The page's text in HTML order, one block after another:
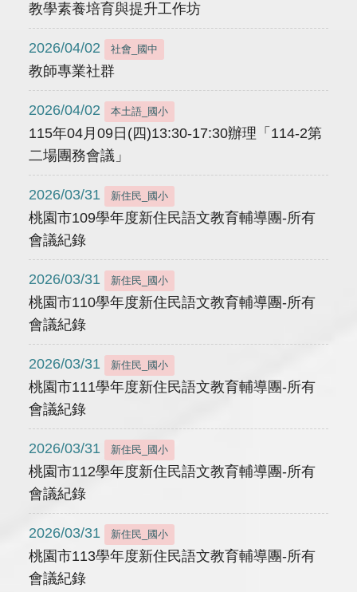
教學素養培育與提升工作坊
2026/04/02 社會_國中
教師專業社群
2026/04/02 本土語_國小
115年04月09日(四)13:30-17:30辦理「114-2第
二場團務會議」
2026/03/31 新住民_國小
桃園市109學年度新住民語文教育輔導團-所有
會議紀錄
2026/03/31 新住民_國小
桃園市110學年度新住民語文教育輔導團-所有
會議紀錄
2026/03/31 新住民_國小
桃園市111學年度新住民語文教育輔導團-所有
會議紀錄
2026/03/31 新住民_國小
桃園市112學年度新住民語文教育輔導團-所有
會議紀錄
2026/03/31 新住民_國小
桃園市113學年度新住民語文教育輔導團-所有
會議紀錄